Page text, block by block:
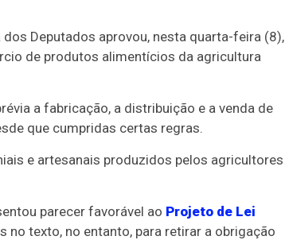
Deputados aprovou, nesta quarta-feira (8),
de produtos alimentícios da agricultura
a fabricação, a distribuição e a venda de
que cumpridas certas regras.
e artesanais produzidos pelos agricultores
parecer favorável ao Projeto de Lei
no texto, no entanto, para retirar a obrigação